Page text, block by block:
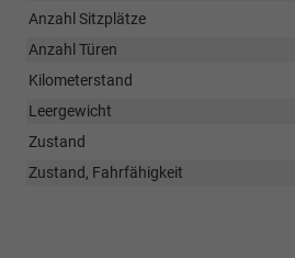
Anzahl Sitzplätze
Anzahl Türen
Kilometerstand
Leergewicht
Zustand
Zustand, Fahrfähigkeit